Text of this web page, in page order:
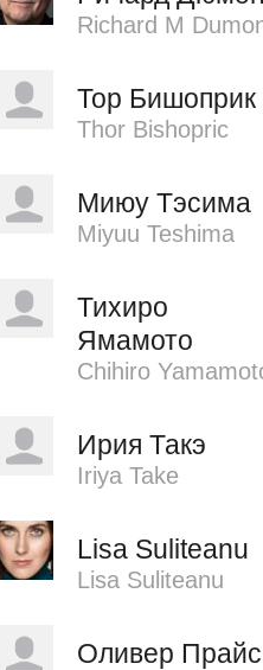
Richard M
Тор Бишоприк
Thor Bishopric
Миюу Тэсима
Miyuu Teshima
Тихиро
Ямамото
Chihiro
Ирия Такэ
Iriya Take
Lisa Suliteanu
Lisa Suliteanu
Оливер Прайс